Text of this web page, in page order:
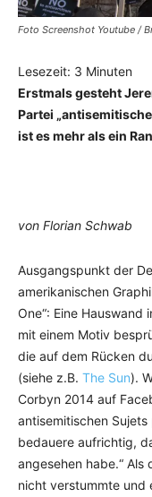
Foto Screenshot Youtube /
Lesezeit: 3 Minuten
Erstmals gesteht
Partei
ist es mehr als ein
von Florian Schwab
Ausgangspunkt der
amerikanischen
One“: Eine
mit einem Motiv
die auf dem Rücken
(siehe z.B. The Sun).
Corbyn 2014 auf
antisemitischen
bedauere aufrichtig,
angesehen habe.“
nicht verstummte und